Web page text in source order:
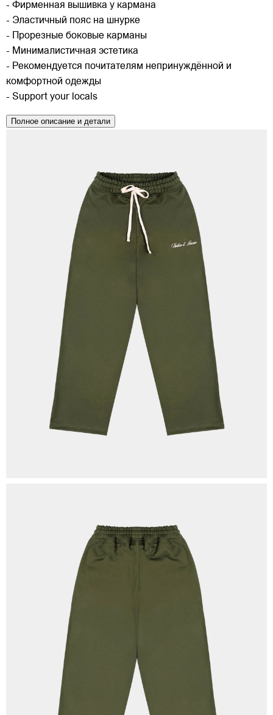
- Фирменная вышивка у кармана
- Эластичный пояс на шнурке
- Прорезные боковые карманы
- Минималистичная эстетика
- Рекомендуется почитателям непринуждённой и
комфортной одежды
- Support your locals
Полное описание и детали